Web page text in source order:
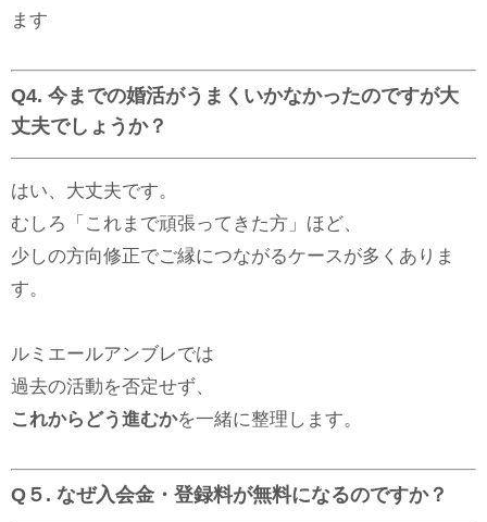
ます
Q4. 今までの婚活がうまくいかなかったのですが大
丈夫でしょうか？
はい、大丈夫です。
むしろ「これまで頑張ってきた方」ほど、
少しの方向修正でご縁につながるケースが多くありま
す。
ルミエールアンブレでは
過去の活動を否定せず、
これからどう進むかを一緒に整理します。
Q５. なぜ入会金・登録料が無料になるのですか？